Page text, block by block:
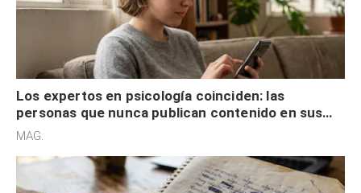
Los expertos en psicología coinciden: las
personas que nunca publican contenido en sus
redes sociales no pretenden buscar validación
MAG.